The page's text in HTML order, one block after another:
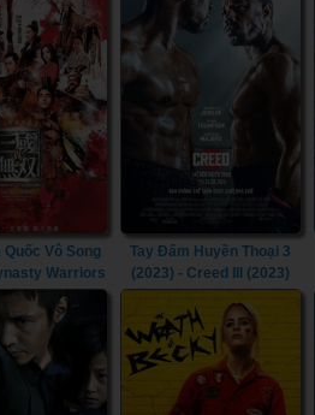
Quốc Vô Song
Warriors
(2021)
Tay Đấm Huyền Thoại 3
(2023) - Creed III (2023)